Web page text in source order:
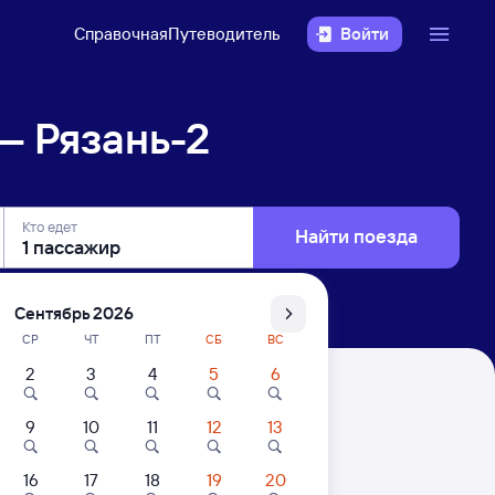
СправочнаяПутеводитель Войти
Рязань-2
Кто едет Найти поезда
Сентябрь 2026
СР ЧТ ПТ СБ ВС
2 3 4 5 6
9 10 11 12 13
16 17 18 19 20